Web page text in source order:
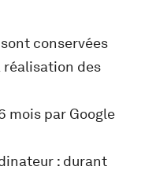
conservées
réalisation des
mois par Google
: durant